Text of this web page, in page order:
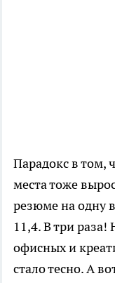
Парадокс в том,
места тоже
резюме на одну
11,4. В три раза!
офисных и
стало тесно. А